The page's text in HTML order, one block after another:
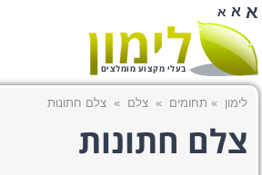
א א א
בעלי מקצוע מומלצים
לימון » תחומים » צלם » צלם חתונות
צלם חתונות